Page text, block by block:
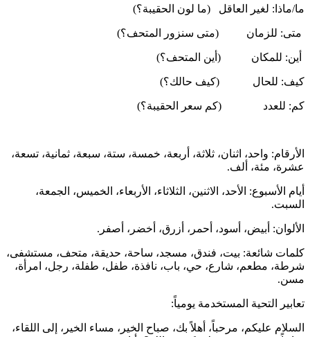
ما/ماذا: لغير العاقل (ما لون الحقيبة؟)
متى: للزمان (متى سنزور المتحف؟)
أين: للمكان (أين المتحف؟)
كيف: للحال (كيف حالك؟)
كم: للعدد (كم سعر الحقيبة؟)
الأرقام: واحد، اثنان، ثلاثة، أربعة، خمسة، ستة، سبعة، ثمانية، تسعة،
عشرة، مئة، ألف.
أيام الأسبوع: الأحد، الاثنين، الثلاثاء، الأربعاء، الخميس، الجمعة،
السبت.
الألوان: أبيض، أسود، أحمر، أزرق، أخضر، أصفر.
كلمات شائعة: بيت، فندق، مسجد، ساحة، حديقة، متحف، مستشفى،
شرطة، مطعم، شارع، حي، باب، نافذة، طفل، طفلة، رجل، امرأة،
مسن.
تعابير التحية المستخدمة يومياً:
السلام عليكم، مرحباً، أهلاً بك، صباح الخير، مساء الخير، إلى اللقاء،